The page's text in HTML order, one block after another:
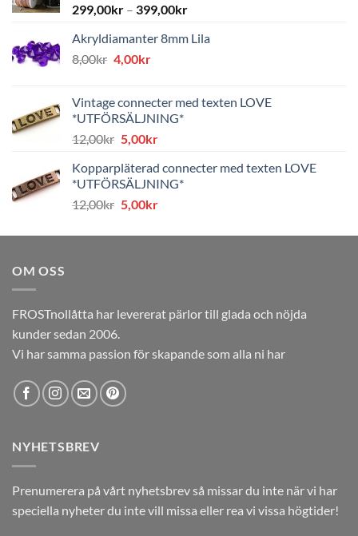
299,00kr – 399,00kr
Akryldiamanter 8mm Lila
8,00kr Det
var:
8,00kr.
4,00krDet
är:
4,00kr.
Vintage connecter med texten LOVE
*UTFÖRSÄLJNING*
12,00kr Det
priset
var:
12,00kr.
5,00krDet
priset
är:
5,00kr.
Kopparpläterad connecter med texten LOVE
*UTFÖRSÄLJNING*
12,00kr Det
priset
5,00krDet
priset
OM OSS
FROSTnollåtta har levererat pärlor till glada och nöjda
kunder sedan 2006.
Vi har samma passion för skapande som alla ni har
NYHETSBREV
Prenumerera på vårt nyhetsbrev så missar du inte när vi har
speciella nyheter du inte vill missa eller rea vi vissa högtider!